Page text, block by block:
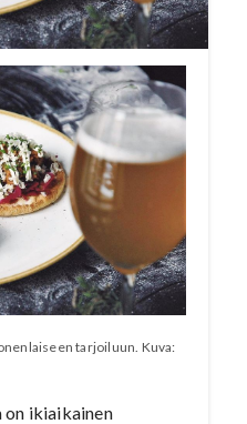
oli peruna.
tarjoiluun. Kuva:
on ikiaikainen